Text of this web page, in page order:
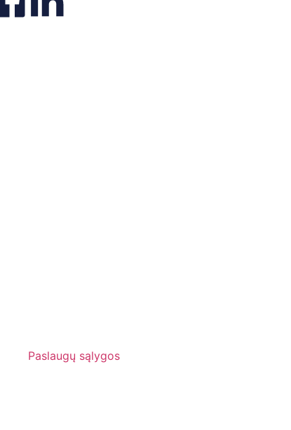
Paslaugų sąlygos